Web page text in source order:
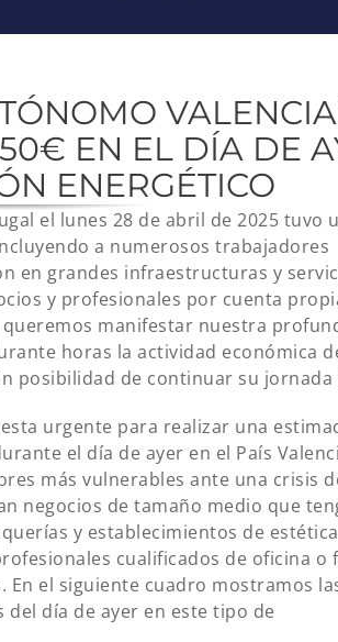
EN EL DÍA DE
ENERGÉTICO
el lunes 28 de abril de 2025 tuvo
a numerosos trabajadores
en grandes infraestructuras y
y profesionales por cuenta
queremos manifestar nuestra
horas la actividad económica
posibilidad de continuar su jornada
urgente para realizar una
el día de ayer en el País
más vulnerables ante una crisis
negocios de tamaño medio que
y establecimientos de
cualificados de oficina o
el siguiente cuadro mostramos
del día de ayer en este tipo de